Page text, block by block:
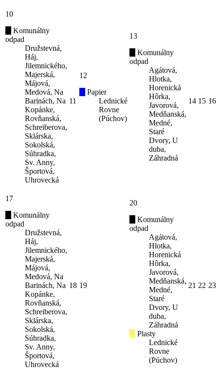
10
Komunálny
odpad
Družstevná,
Háj,
Jilemnického,
Majerská,
Májová,
Medová, Na
Barinách, Na
Kopánke,
Rovňanská,
Schreiberova,
Sklárska,
Sokolská,
Súhradka,
Sv. Anny,
Športová,
Uhrovecká
11
12
Papier
Lednické
Rovne
(Púchov)
13
Komunálny
odpad
Agátová,
Hlotka,
Horenická
Hôrka,
Javorová,
Medňanská,
Medné,
Staré
Dvory, U
duba,
Záhradná
14 15 16
17
Komunálny
odpad
Družstevná,
Háj,
Jilemnického,
Majerská,
Májová,
Medová, Na
Barinách, Na
Kopánke,
Rovňanská,
Schreiberova,
Sklárska,
Sokolská,
Súhradka,
Sv. Anny,
Športová,
Uhrovecká
18 19
20
Komunálny
odpad
Agátová,
Hlotka,
Horenická
Hôrka,
Javorová,
Medňanská,
Medné,
Staré
Dvory, U
duba,
Záhradná
Plasty
Lednické
Rovne
(Púchov)
21 22 23